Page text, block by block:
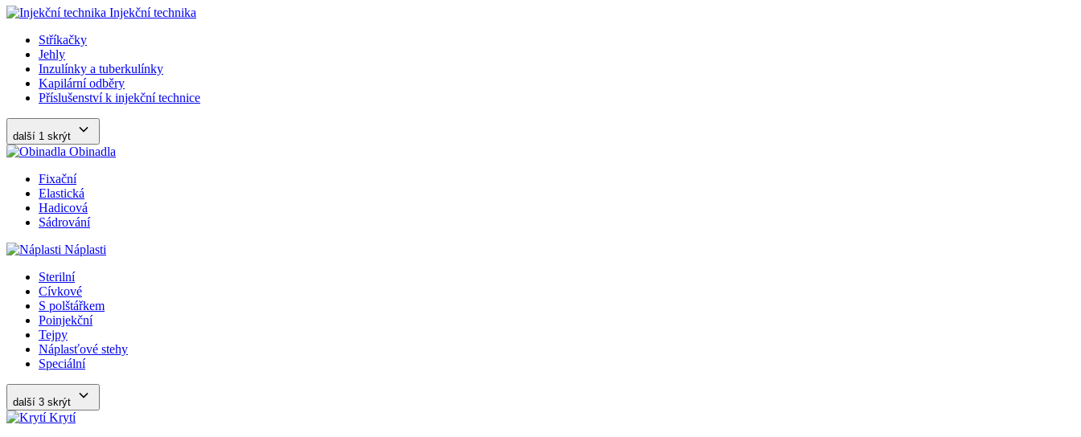
Injekční technika
Stříkačky
Jehly
Inzulínky a tuberkulínky
Kapilární odběry
Příslušenství k injekční technice
další 1 skrýt
Obinadla
Fixační
Elastická
Hadicová
Sádrování
Náplasti
Sterilní
Cívkové
S polštářkem
Poinjekční
Tejpy
Náplasťové stehy
Speciální
další 3 skrýt
Krytí